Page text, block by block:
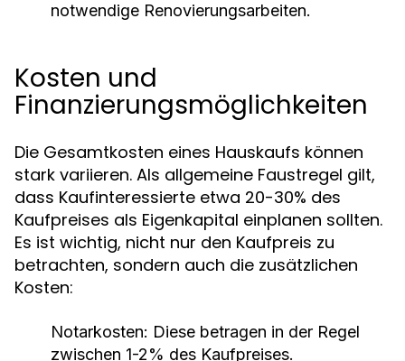
notwendige Renovierungsarbeiten.
Kosten und
Finanzierungsmöglichkeiten
Die Gesamtkosten eines Hauskaufs können
stark variieren. Als allgemeine Faustregel gilt,
dass Kaufinteressierte etwa 20-30% des
Kaufpreises als Eigenkapital einplanen sollten.
Es ist wichtig, nicht nur den Kaufpreis zu
betrachten, sondern auch die zusätzlichen
Kosten:
Notarkosten: Diese betragen in der Regel
zwischen 1-2% des Kaufpreises.